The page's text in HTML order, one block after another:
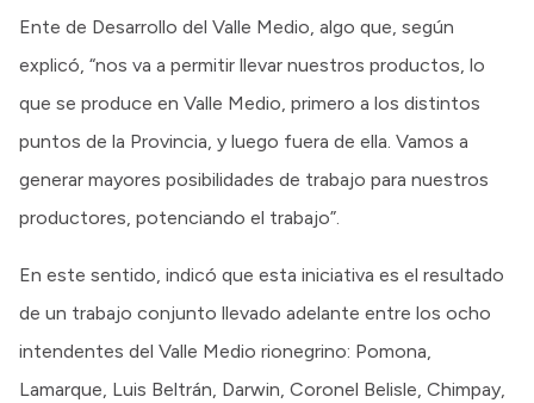
Ente de Desarrollo del Valle Medio, algo que, según
explicó, “nos va a permitir llevar nuestros productos, lo
que se produce en Valle Medio, primero a los distintos
puntos de la Provincia, y luego fuera de ella. Vamos a
generar mayores posibilidades de trabajo para nuestros
productores, potenciando el trabajo”.
En este sentido, indicó que esta iniciativa es el resultado
de un trabajo conjunto llevado adelante entre los ocho
intendentes del Valle Medio rionegrino: Pomona,
Lamarque, Luis Beltrán, Darwin, Coronel Belisle, Chimpay,